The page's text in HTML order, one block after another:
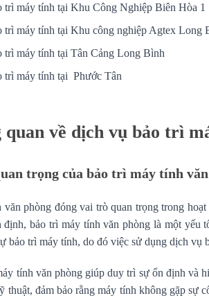
trì máy tính tại Khu Công Nghiệp Biên Hòa 1
trì máy tính tại Khu công nghiệp Agtex Long
trì máy tính tại Tân Cảng Long Bình
trì máy tính tại Phước Tân
quan về dịch vụ bảo trì
trọng của bảo trì máy tính
văn phòng đóng vai trò quan trọng trong
định, bảo trì máy tính văn phòng là một yếu
bảo trì máy tính, do đó việc sử dụng dịch vụ
tính văn phòng giúp duy trì sự ổn định và
thuật, đảm bảo rằng máy tính không gặp sự